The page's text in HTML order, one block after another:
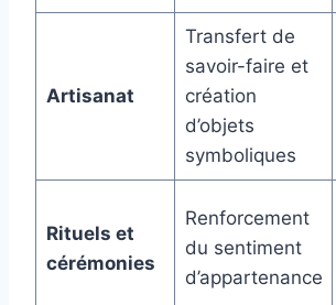
Artisanat
Transfert de
savoir-faire et
création
d’objets
symboliques
Rituels et
cérémonies
Renforcement
du sentiment
d’appartenance